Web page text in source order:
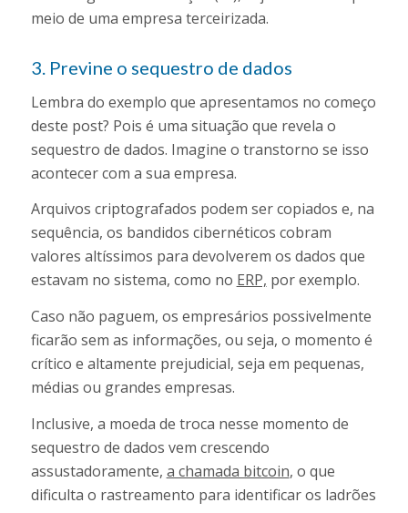
meio de uma empresa terceirizada.
3. Previne o sequestro de dados
Lembra do exemplo que apresentamos no começo
deste post? Pois é uma situação que revela o
sequestro de dados. Imagine o transtorno se isso
acontecer com a sua empresa.
Arquivos criptografados podem ser copiados e, na
sequência, os bandidos cibernéticos cobram
valores altíssimos para devolverem os dados que
estavam no sistema, como no ERP, por exemplo.
Caso não paguem, os empresários possivelmente
ficarão sem as informações, ou seja, o momento é
crítico e altamente prejudicial, seja em pequenas,
médias ou grandes empresas.
Inclusive, a moeda de troca nesse momento de
sequestro de dados vem crescendo
assustadoramente, a chamada bitcoin, o que
dificulta o rastreamento para identificar os ladrões